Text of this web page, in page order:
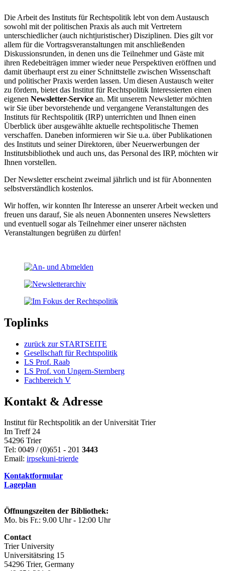
Die Arbeit des Instituts für Rechtspolitik lebt von dem Austausch
sowohl mit der politischen Praxis als auch mit Vertretern
unterschiedlicher (auch nichtjuristischer) Disziplinen. Dies gilt vor
allem für die Vortragsveranstaltungen mit anschließenden
Diskussionsrunden, in denen uns die Teilnehmer und Gäste mit
ihren Redebeiträgen immer wieder neue Perspektiven eröffnen und
damit überhaupt erst zu einer Schnittstelle zwischen Wissenschaft
und politischer Praxis werden lassen. Um diesen Austausch weiter
zu fördern, bietet das Institut für Rechtspolitik Interessierten einen
eigenen Newsletter-Service an. Mit unserem Newsletter möchten
wir Sie über bevorstehende und vergangene Veranstaltungen des
Instituts für Rechtspolitik (IRP) unterrichten und Ihnen einen
Überblick über ausgewählte aktuelle rechtspolitische Themen
verschaffen. Daneben informieren wir Sie u.a. über Publikationen
des Instituts und seiner Direktoren, über Neuerwerbungen der
Institutsbibliothek und auch uns, das Personal des IRP, möchten wir
Ihnen vorstellen.
Der Newsletter erscheint zweimal jährlich und ist für Abonnenten
selbstverständlich kostenlos.
Wir hoffen, wir konnten Ihr Interesse an unserer Arbeit wecken und
freuen uns darauf, Sie als neuen Abonnenten unseres Newsletters
und eventuell sogar als Teilnehmer einer unserer nächsten
Veranstaltungen begrüßen zu dürfen!
Toplinks
zurück zur STARTSEITE
Gesellschaft für Rechtspolitik
LS Prof. Raab
LS Prof. von Ungern-Sternberg
Fachbereich V
Kontakt & Adresse
Institut für Rechtspolitik an der Universität Trier
Im Treff 24
54296 Trier
Tel: 0049 / (0)651 - 201 3443
Email: irpsekuni-trierde
Kontaktformular
Lageplan
Öffnungszeiten der Bibliothek:
Mo. bis Fr.: 9.00 Uhr - 12:00 Uhr
Contact
Trier University
Universitätsring 15
54296 Trier, Germany